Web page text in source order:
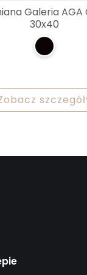
Galeria AGA
30x40